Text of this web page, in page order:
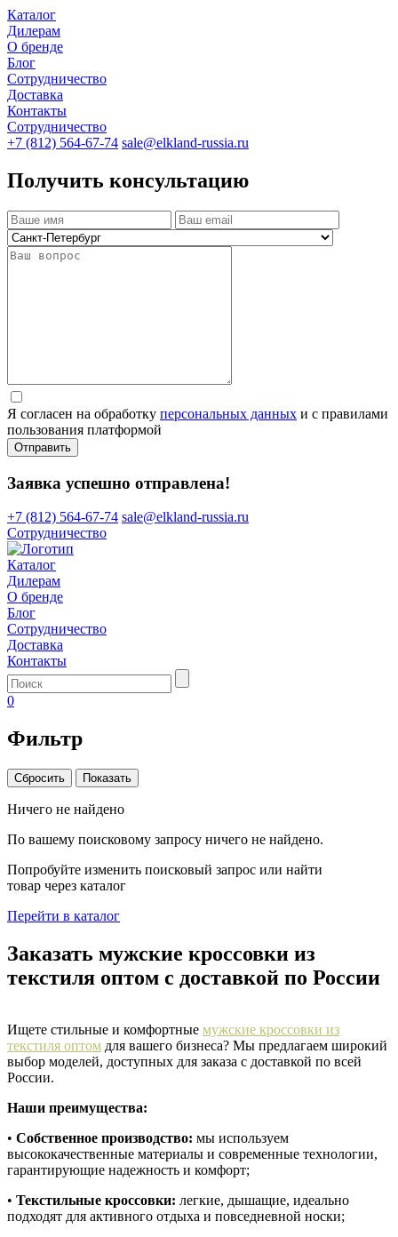
Каталог
Дилерам
О бренде
Блог
Сотрудничество
Доставка
Контакты
Сотрудничество
+7 (812) 564-67-74 sale@elkland-russia.ru
Получить консультацию
Я согласен на обработку персональных данных и с правилами
пользования платформой
Отправить
Заявка успешно отправлена!
+7 (812) 564-67-74 sale@elkland-russia.ru
Сотрудничество
Каталог
Дилерам
О бренде
Блог
Сотрудничество
Доставка
Контакты
0
Фильтр
Сбросить Показать
Ничего не найдено
По вашему поисковому запросу ничего не найдено.
Попробуйте изменить поисковый запрос или найти
товар через каталог
Перейти в каталог
Заказать мужские кроссовки из
текстиля оптом с доставкой по России
Ищете стильные и комфортные мужские кроссовки из
текстиля оптом для вашего бизнеса? Мы предлагаем широкий
выбор моделей, доступных для заказа с доставкой по всей
России.
Наши преимущества:
• Собственное производство: мы используем
высококачественные материалы и современные технологии,
гарантирующие надежность и комфорт;
• Текстильные кроссовки: легкие, дышащие, идеально
подходят для активного отдыха и повседневной носки;